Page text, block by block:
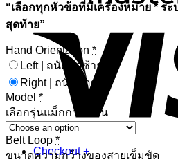
Checkout +
“เลือกทุกหัวข้อที่มีเครื่องหมาย * ร
สุดท้าย”
Hand Orientation *
Left | ถนัดมือซ้าย
Right | ถนัดมือขวา
Model *
เลือกรุ่นแม็กกาซีนปืน
Belt Loop *
ขนาดความกว้างของสายเข็มขัด